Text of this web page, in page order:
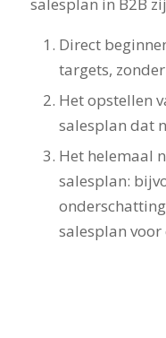
Direct
targets,
Het opstellen
salesplan dat
Het helemaal
salesplan:
salesplan voor